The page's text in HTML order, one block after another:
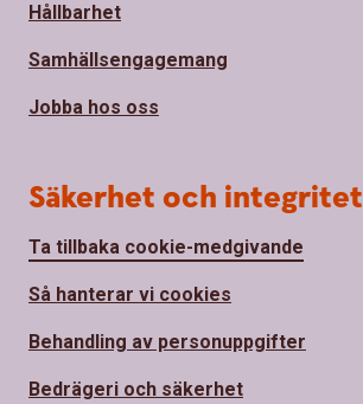
Hållbarhet
Samhällsengagemang
Jobba hos oss
Säkerhet och integritet
Ta tillbaka cookie-medgivande
Så hanterar vi cookies
Behandling av personuppgifter
Bedrägeri och säkerhet